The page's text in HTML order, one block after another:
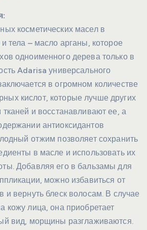
косметических масел в
тела – масло арганы, которое
одноименного дерева только в
Adarisa универсального
в огромном количестве
кислот, которые лучше других
тканей и восстанавливают ее, а
антиоксидантов
отжим позволяет сохранить
в масле и использовать их
Добавляя его в бальзамы для
можно избавиться от
и вернуть блеск волосам. В случае
кожу лица, она приобретает
вид, морщины разглаживаются.